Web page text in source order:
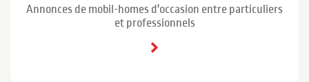
Annonces de mobil-homes d'occasion entre particuliers
et professionnels